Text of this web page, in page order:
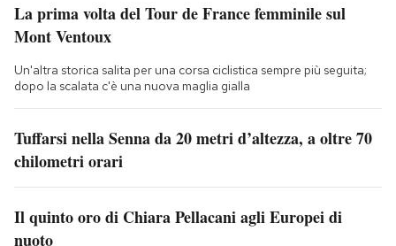
La prima volta del Tour de France femminile sul
Mont Ventoux
Un'altra storica salita per una corsa ciclistica sempre più seguita;
dopo la scalata c'è una nuova maglia gialla
Tuffarsi nella Senna da 20 metri d’altezza, a oltre 70
chilometri orari
Il quinto oro di Chiara Pellacani agli Europei di
nuoto